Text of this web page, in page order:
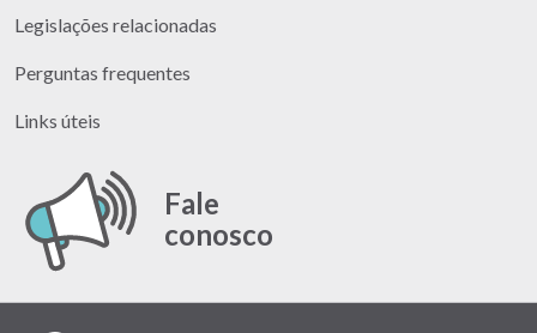
Legislações relacionadas
Perguntas frequentes
Links úteis
Fale
conosco